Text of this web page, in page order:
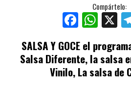
Compártelo:
Facebook
X
SALSA Y GOCEel
Salsa Diferente, la salsa
Vinilo, La salsa de